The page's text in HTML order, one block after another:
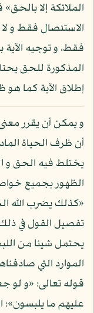
الملائكة إلا
الاستئصال فقط و
فقط، و توجيه
المذكورة للحق
إطلاق الآية كما هو
و يمكن أن يقرر معنى
أن ظرف الحياة
يختلط فيه الحق و
الظهور بجميع
تفصيل القول في
يحتمل شيئا من
الموارد التي
قوله تعالى: «و لو